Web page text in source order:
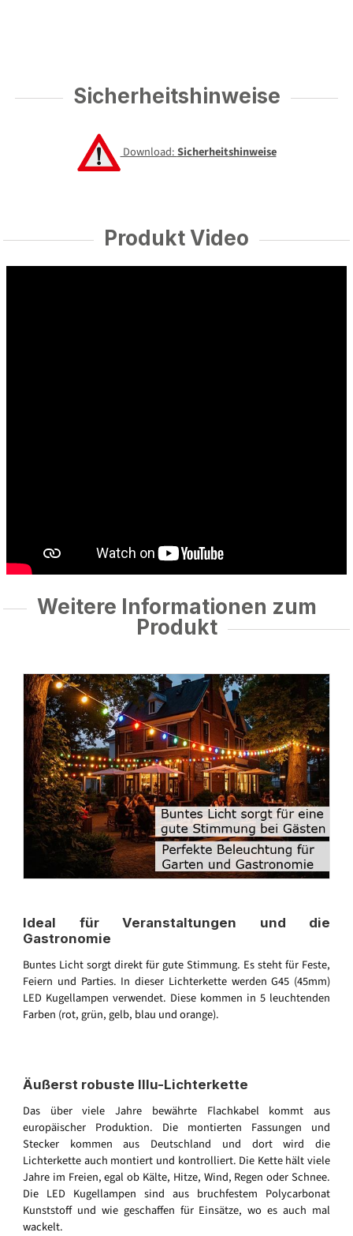
Sicherheitshinweise
Download:Sicherheitshinweise
Produkt Video
Weitere Informationen zum
Produkt
Ideal für Veranstaltungen und die
Gastronomie
Buntes Licht sorgt direkt für gute Stimmung. Es steht für Feste,
Feiern und Parties. In dieser Lichterkette werden G45 (45mm)
LED Kugellampen verwendet. Diese kommen in 5 leuchtenden
Farben (rot, grün, gelb, blau und orange).
Äußerst robuste Illu-Lichterkette
Das über viele Jahre bewährte Flachkabel kommt aus
europäischer Produktion. Die montierten Fassungen und
Stecker kommen aus Deutschland und dort wird die
Lichterkette auch montiert und kontrolliert. Die Kette hält viele
Jahre im Freien, egal ob Kälte, Hitze, Wind, Regen oder Schnee.
Die LED Kugellampen sind aus bruchfestem Polycarbonat
Kunststoff und wie geschaffen für Einsätze, wo es auch mal
wackelt.